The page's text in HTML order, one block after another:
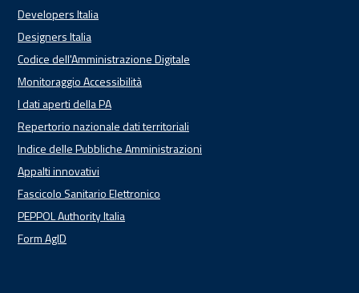
Developers Italia
Designers Italia
Codice dell'Amministrazione Digitale
Monitoraggio Accessibilità
I dati aperti della PA
Repertorio nazionale dati territoriali
Indice delle Pubbliche Amministrazioni
Appalti innovativi
Fascicolo Sanitario Elettronico
PEPPOL Authority Italia
Form AgID